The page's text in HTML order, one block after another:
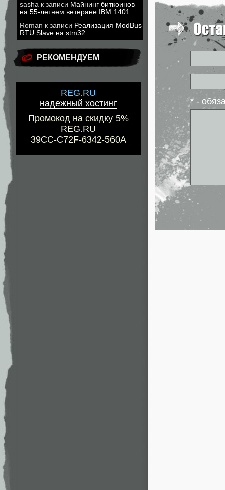
sasha к записи Майнинг биткоинов
на 55-летнем ветеране IBM 1401
Roman к записи Реализация ModBus
RTU Slave на stm32
РЕКОМЕНДУЕМ
REG.RU
надежный хостинг
Промокод на скидку 5%
REG.RU
39CC-C72F-6342-560A
* -